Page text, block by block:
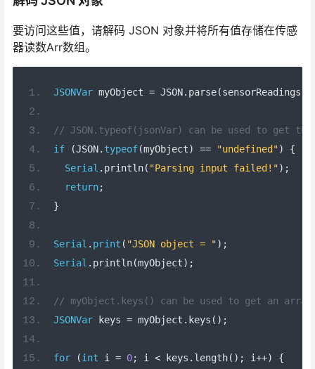
要访问这些值，请解码 JSON 对象并将所有值存储在传感
器读数Arr数组。
JSONVar myObject = JSON. parse(sensorReadings
// JSON.typeof(jsonVar) can be used to get
if
(JSON. typeof(myObject) == "undefined")
{
Serial . println( "Parsing input failed!");
return;
}
Serial . print ( "JSON object = ");
Serial . println(myObject);
// myObject.keys() can be used to get an
JSONVar keys = myObject . keys ();
for (int i = 0; i < keys . length(); i++)
{